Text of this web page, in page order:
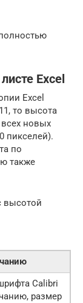
Excel
Excel
то высота
новых
пикселей).
по
также
высотой
Calibri
размер